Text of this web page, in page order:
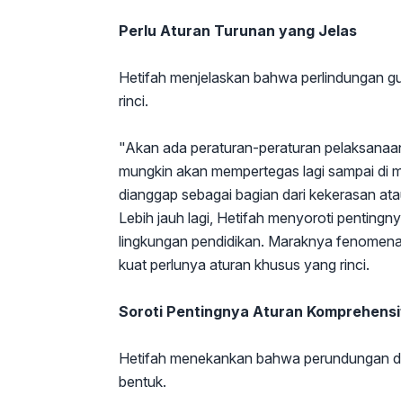
Perlu Aturan Turunan yang Jelas
Hetifah menjelaskan bahwa perlindungan
rinci.
"Akan ada peraturan-peraturan
mungkin akan mempertegas lagi sampai di
dianggap sebagai bagian dari kekerasan
Lebih jauh lagi, Hetifah menyoroti
lingkungan pendidikan. Maraknya
kuat perlunya aturan khusus yang rinci.
Soroti Pentingnya Aturan
Hetifah menekankan bahwa perundungan
bentuk.